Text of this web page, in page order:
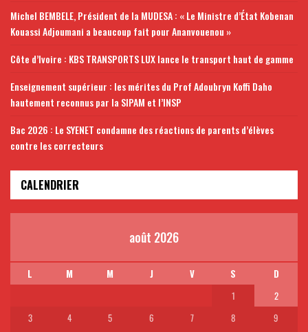
Michel BEMBELE, Président de la MUDESA : « Le Ministre d’État Kobenan
Kouassi Adjoumani a beaucoup fait pour Ananvouenou »
Côte d’Ivoire : KBS TRANSPORTS LUX lance le transport haut de gamme
Enseignement supérieur : les mérites du Prof Adoubryn Koffi Daho
hautement reconnus par la SIPAM et l’INSP
Bac 2026 : Le SYENET condamne des réactions de parents d’élèves
contre les correcteurs
CALENDRIER
août 2026
L M M J V S
D
1
2
3
4 5 6 7 8
9